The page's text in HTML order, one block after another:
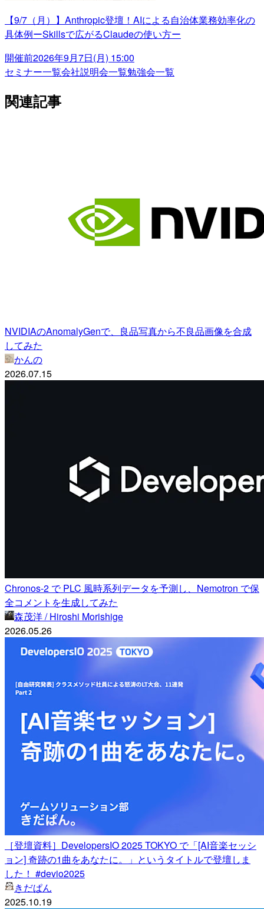
【9/7（月）】Anthropic登壇！AIによる自治体業務効率化の
具体例ーSkillsで広がるClaudeの使い方ー
開催前2026年9月7日(月) 15:00
セミナー一覧会社説明会一覧勉強会一覧
関連記事
NVIDIAのAnomalyGenで、良品写真から不良品画像を合成
してみた
かんの
2026.07.15
Chronos-2 で PLC 風時系列データを予測し、Nemotron で保
全コメントを生成してみた
森茂洋 / Hiroshi Morishige
2026.05.26
［登壇資料］DevelopersIO 2025 TOKYO で「[AI音楽セッシ
ョン] 奇跡の1曲をあなたに。」というタイトルで登壇しま
した！ #devio2025
きだぱん
2025.10.19